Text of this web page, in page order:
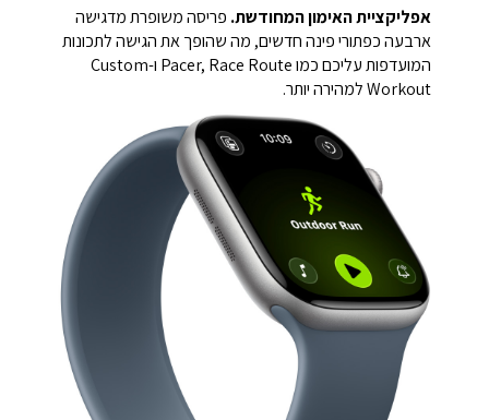
אפליקציית האימון המחודשת. פריסה משופרת מדגישה
ארבעה כפתורי פינה חדשים, מה שהופך את הגישה לתכונות
המועדפות עליכם כמו Pacer, Race Route ו-Custom
Workout למהירה יותר.